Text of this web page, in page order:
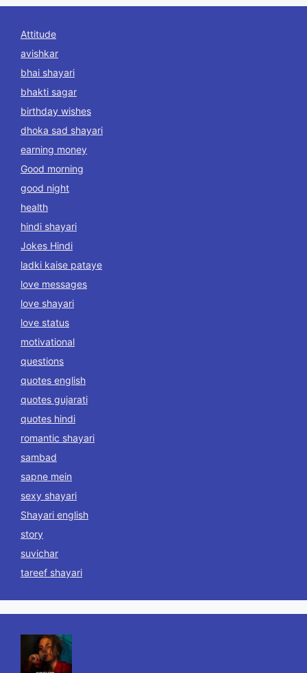
Attitude
avishkar
bhai shayari
bhakti sagar
birthday wishes
dhoka sad shayari
earning money
Good morning
good night
health
hindi shayari
Jokes Hindi
ladki kaise pataye
love messages
love shayari
love status
motivational
questions
quotes english
quotes gujarati
quotes hindi
romantic shayari
sambad
sapne mein
sexy shayari
Shayari english
story
suvichar
tareef shayari